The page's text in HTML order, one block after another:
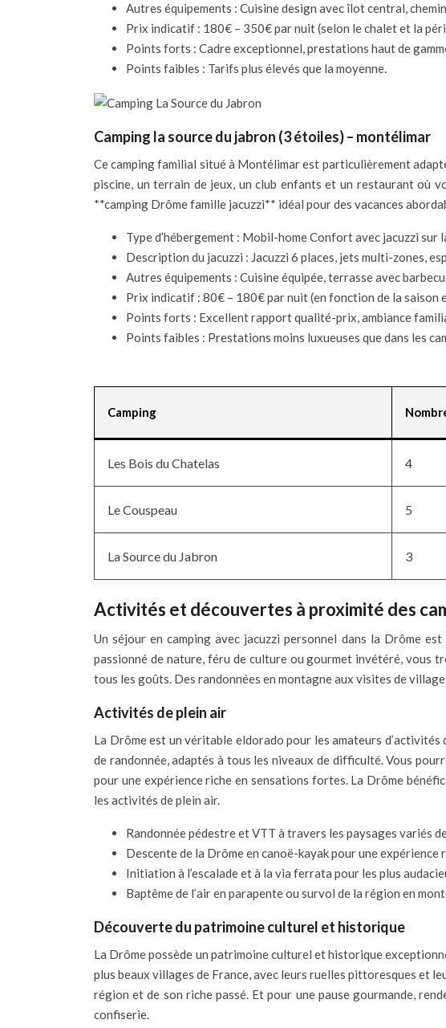
Autres équipements : Cuisine design avec îlot central,
Prix indicatif : 180€ – 350€ par nuit (selon le chalet et la
Points forts : Cadre exceptionnel, prestations haut de
Points faibles : Tarifs plus élevés que la moyenne.
Camping la source du jabron (3 étoiles) – montélimar
Ce camping familial situé à Montélimar est particulièrement
piscine, un terrain de jeux, un club enfants et un restaurant où
**camping Drôme famille jacuzzi** idéal pour des vacances
Type d’hébergement : Mobil-home Confort avec jacuzzi sur
Description du jacuzzi : Jacuzzi 6 places, jets multi-zones,
Autres équipements : Cuisine équipée, terrasse avec
Prix indicatif : 80€ – 180€ par nuit (en fonction de la saison
Points forts : Excellent rapport qualité-prix, ambiance
Points faibles : Prestations moins luxueuses que dans les
Camping
Les Bois du Chatelas 4
Le Couspeau 5
La Source du Jabron 3
Activités et découvertes à proximité des
Un séjour en camping avec jacuzzi personnel dans la Drôme
passionné de nature, féru de culture ou gourmet invétéré, vous
tous les goûts. Des randonnées en montagne aux visites de
Activités de plein air
La Drôme est un véritable eldorado pour les amateurs
de randonnée, adaptés à tous les niveaux de difficulté. Vous
pour une expérience riche en sensations fortes. La Drôme
les activités de plein air.
Randonnée pédestre et VTT à travers les paysages variés
Descente de la Drôme en canoë-kayak pour une expérience
Initiation à l’escalade et à la via ferrata pour les plus
Baptême de l’air en parapente ou survol de la région en
Découverte du patrimoine culturel et historique
La Drôme possède un patrimoine culturel et historique
plus beaux villages de France, avec leurs ruelles pittoresques et
région et de son riche passé. Et pour une pause gourmande,
confiserie.